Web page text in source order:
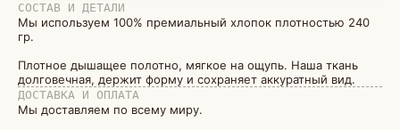
СОСТАВ И ДЕТАЛИ
Мы используем 100% премиальный хлопок плотностью 240
гр.
Плотное дышащее полотно, мягкое на ощупь. Наша ткань
долговечная, держит форму и сохраняет аккуратный вид.
ДОСТАВКА И ОПЛАТА
Мы доставляем по всему миру.